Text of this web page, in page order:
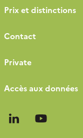
Prix et distinctions
Contact
Private
Accès aux données